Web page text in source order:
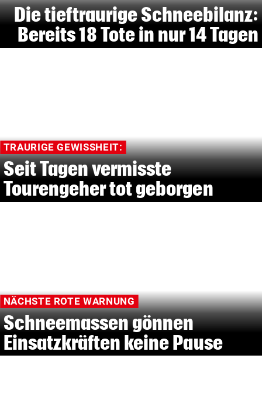
Die tieftraurige Schneebilanz:
Bereits 18 Tote in nur 14 Tagen
TRAURIGE GEWISSHEIT:
Seit Tagen vermisste
Tourengeher tot geborgen
NÄCHSTE ROTE WARNUNG
Schneemassen gönnen
Einsatzkräften keine Pause